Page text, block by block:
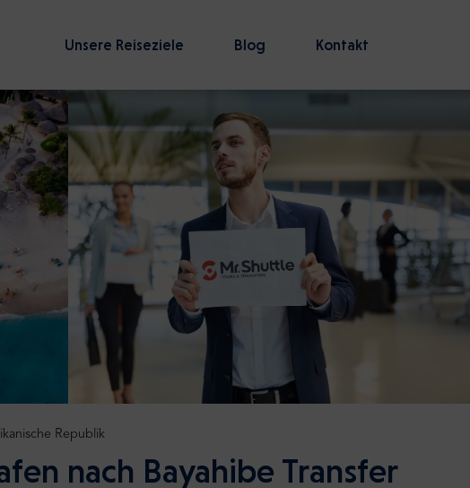
Unsere Reiseziele Blog Kontakt
Republik
nach Bayahibe Transfer